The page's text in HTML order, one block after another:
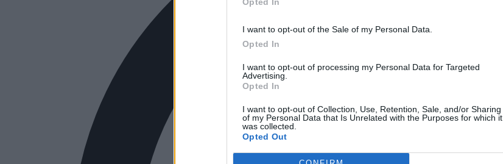
I want to opt-out of the Sale of my Personal Data.
Opted In
I want to opt-out of processing my Personal Data for Targeted
Advertising.
Opted In
I want to opt-out of Collection, Use, Retention, Sale, and/or Sharing
of my Personal Data that Is Unrelated with the Purposes for which it
was collected.
Opted Out